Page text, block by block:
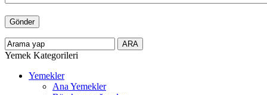
Yemek Kategorileri
Yemekler
Ana Yemekler